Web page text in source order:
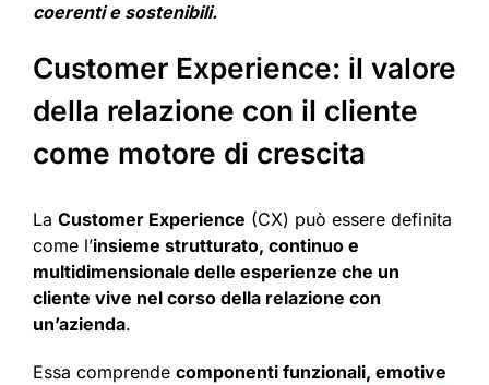
coerenti e sostenibili.
Customer Experience: il valore
della relazione con il cliente
come motore di crescita
La Customer Experience (CX) può essere definita
come l’insieme strutturato, continuo e
multidimensionale delle esperienze che un
cliente vive nel corso della relazione con
un’azienda.
Essa comprende componenti funzionali, emotive